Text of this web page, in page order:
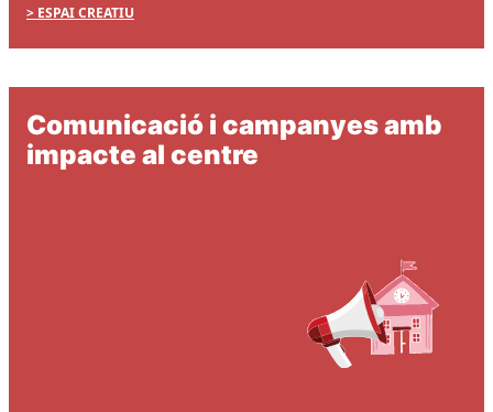
ESPAI CREATIU
Comunicació i campanyes amb
impacte al centre